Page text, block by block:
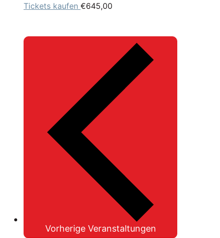
Tickets kaufen €645,00
Vorherige Veranstaltungen